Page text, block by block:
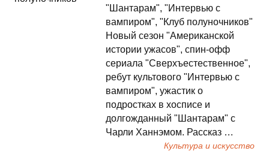
"Шантарам", "Интервью с
вампиром", "Клуб полуночников"
Новый сезон "Американской
истории ужасов", спин-офф
сериала "Сверхъестественное",
ребут культового "Интервью с
вампиром", ужастик о
подростках в хосписе и
долгожданный "Шантарам" с
Чарли Ханнэмом. Рассказ …
Культура и искусство